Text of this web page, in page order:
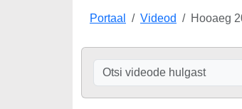
Portaal Videod Hooaeg